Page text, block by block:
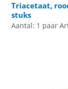
Triacetaat,
stuks
Aantal: 1 paar